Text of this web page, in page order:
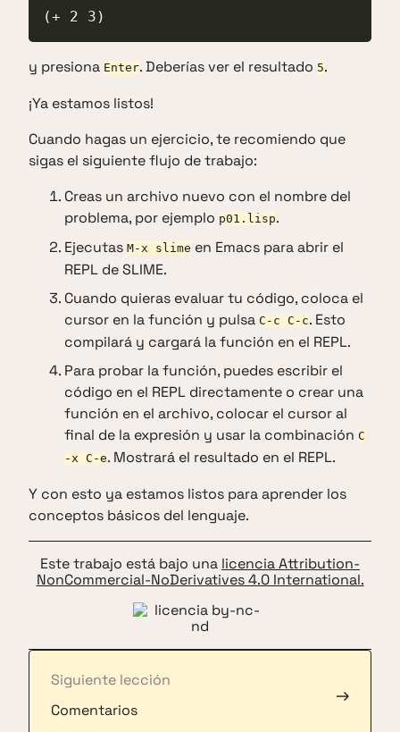
(+ 2 3)
y presiona Enter. Deberías ver el resultado 5.
¡Ya estamos listos!
Cuando hagas un ejercicio, te recomiendo que
sigas el siguiente flujo de trabajo:
Creas un archivo nuevo con el nombre del
problema, por ejemplo p01.lisp.
Ejecutas M-x slime en Emacs para abrir el
REPL de SLIME.
Cuando quieras evaluar tu código, coloca el
cursor en la función y pulsa C-c C-c. Esto
compilará y cargará la función en el REPL.
Para probar la función, puedes escribir el
código en el REPL directamente o crear una
función en el archivo, colocar el cursor al
final de la expresión y usar la combinación C
-x C-e. Mostrará el resultado en el REPL.
Y con esto ya estamos listos para aprender los
conceptos básicos del lenguaje.
Este trabajo está bajo una licencia Attribution-
NonCommercial-NoDerivatives 4.0 International.
Siguiente lección
Comentarios
→